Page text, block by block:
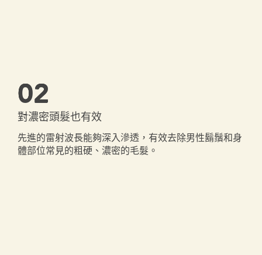
02
對濃密頭髮也有效
先進的雷射波長能夠深入滲透，有效去除男性鬍鬚和身
體部位常見的粗硬、濃密的毛髮。